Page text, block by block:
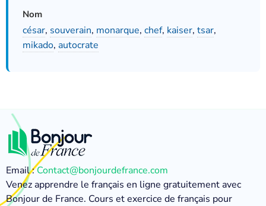
Nom
césar, souverain, monarque, chef, kaiser, tsar,
mikado, autocrate
Email :Contact@bonjourdefrance.com
Venez apprendre le français en ligne gratuitement avec
Bonjour de France. Cours et exercice de français pour